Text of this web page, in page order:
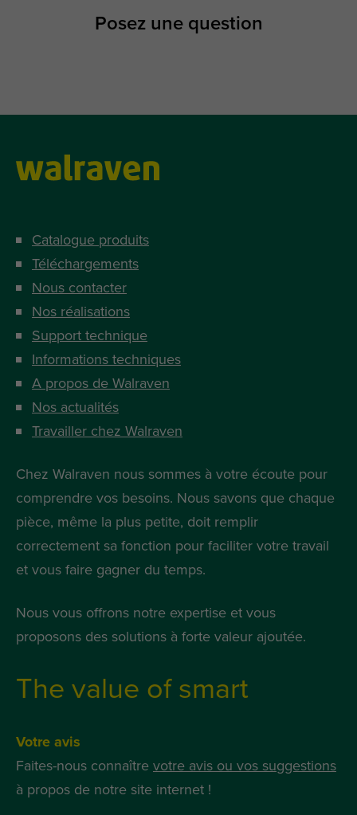
Posez une question
Catalogue produits
Téléchargements
Nous contacter
Nos réalisations
Support technique
Informations techniques
A propos de Walraven
Nos actualités
Travailler chez Walraven
Chez Walraven nous sommes à votre écoute pour
comprendre vos besoins. Nous savons que chaque
pièce, même la plus petite, doit remplir
correctement sa fonction pour faciliter votre travail
et vous faire gagner du temps.
Nous vous offrons notre expertise et vous
proposons des solutions à forte valeur ajoutée.
The value of smart
Votre avis
Faites-nous connaître votre avis ou vos suggestions
à propos de notre site internet !